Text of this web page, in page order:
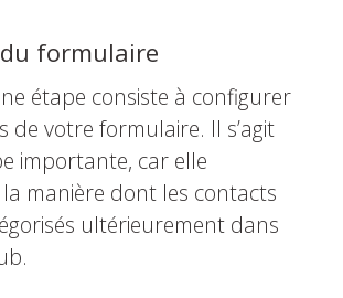
formulaire
étape consiste à configurer
de votre formulaire. Il s’agit
importante, car elle
manière dont les contacts
ultérieurement dans